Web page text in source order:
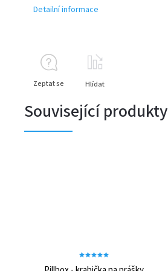
Detailní informace
Zeptat se Hlídat
Související produkty